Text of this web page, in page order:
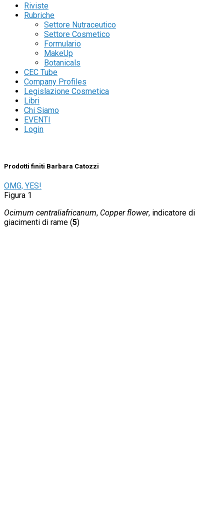
Riviste
Rubriche
Settore Nutraceutico
Settore Cosmetico
Formulario
MakeUp
Botanicals
CEC Tube
Company Profiles
Legislazione Cosmetica
Libri
Chi Siamo
EVENTI
Login
Prodotti finiti Barbara Catozzi
OMG, YES!
Figura 1
Ocimum centraliafricanum, Copper flower, indicatore di
giacimenti di rame (5)